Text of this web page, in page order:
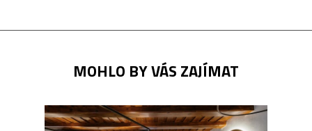
MOHLO BY VÁS ZAJÍMAT